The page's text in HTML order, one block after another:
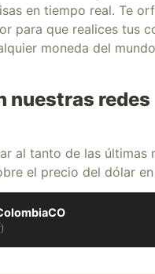
en tiempo real. Te
para que realices tus
moneda del
nuestras redes
al tanto de las últimas
el precio del dólar